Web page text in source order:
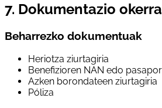
7. Dokumentazio okerra
Beharrezko dokumentuak
Heriotza ziurtagiria
Benefizioren NAN edo
Azken borondateen ziurtagiria
Póliza